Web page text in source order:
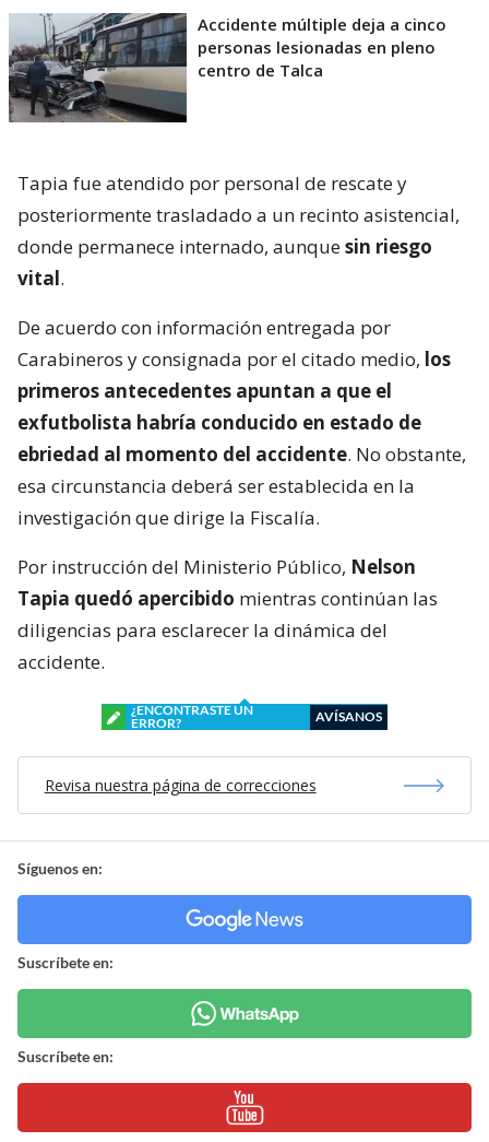
Accidente múltiple deja a cinco
personas lesionadas en pleno
centro de Talca
Tapia fue atendido por personal de rescate y
posteriormente trasladado a un recinto asistencial,
donde permanece internado, aunquesin riesgo
vital.
De acuerdo con información entregada por
Carabineros y consignada por el citado medio, los
primeros antecedentes apuntan a que el
exfutbolista habría conducido en estado de
ebriedad al momento del accidente. No obstante,
esa circunstancia deberá ser establecida en la
investigación que dirige la Fiscalía.
Por instrucción del Ministerio Público, Nelson
Tapia quedó apercibido mientras continúan las
diligencias para esclarecer la dinámica del
accidente.
¿ENCONTRASTE UN
ERROR?
AVÍSANOS
Revisa nuestra página de correcciones
Síguenos en:
Suscríbete en:
Suscríbete en: